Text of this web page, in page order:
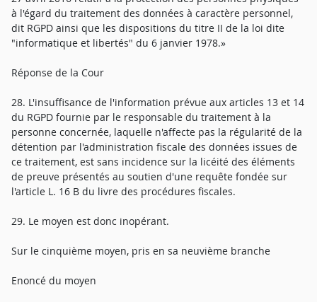
à l'égard du traitement des données à caractère personnel,
dit RGPD ainsi que les dispositions du titre II de la loi dite
"informatique et libertés" du 6 janvier 1978.»
Réponse de la Cour
28. L'insuffisance de l'information prévue aux articles 13 et 14
du RGPD fournie par le responsable du traitement à la
personne concernée, laquelle n'affecte pas la régularité de la
détention par l'administration fiscale des données issues de
ce traitement, est sans incidence sur la licéité des éléments
de preuve présentés au soutien d'une requête fondée sur
l'article L. 16 B du livre des procédures fiscales.
29. Le moyen est donc inopérant.
Sur le cinquième moyen, pris en sa neuvième branche
Enoncé du moyen